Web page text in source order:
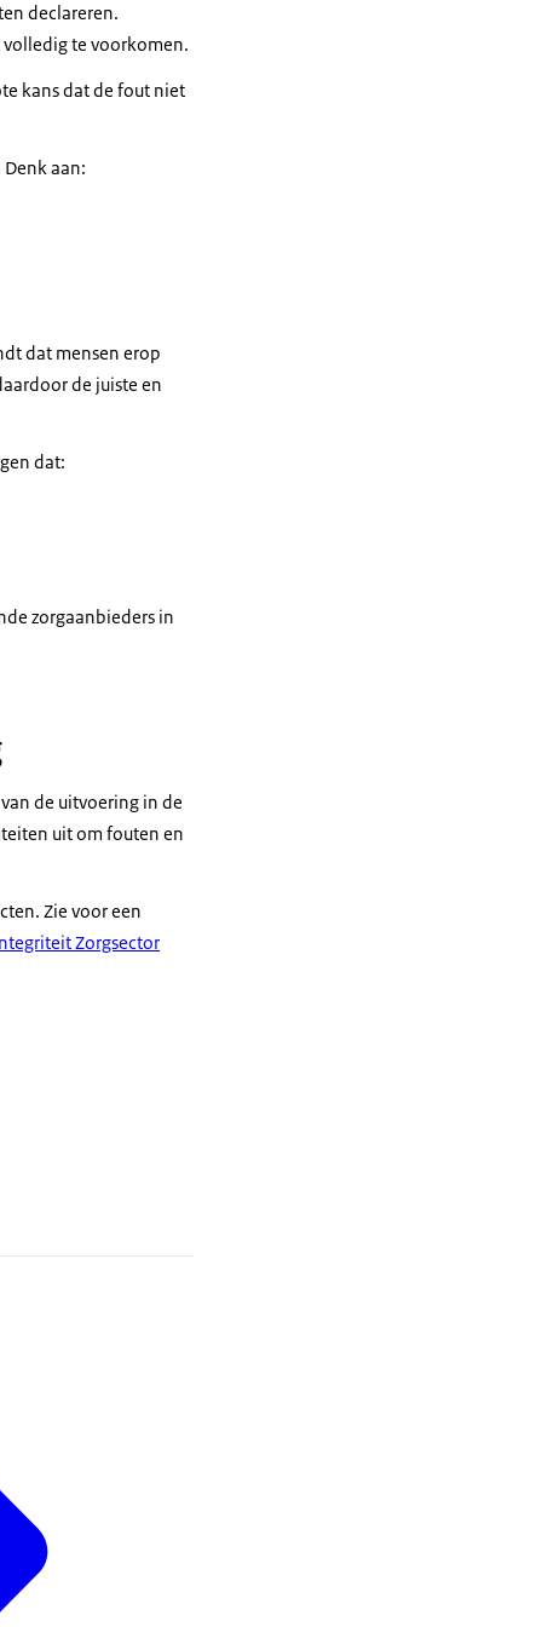
declareren.
volledig te voorkomen.
kans dat de fout niet
aan:
dat mensen erop
de juiste en
dat:
zorgaanbieders in
de uitvoering in de
uit om fouten en
Zie voor een
Zorgsector